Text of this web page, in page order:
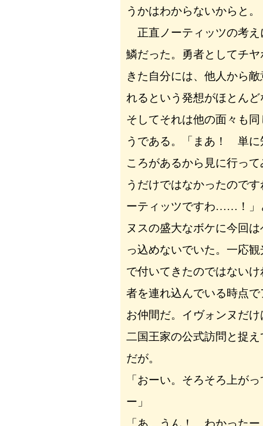
うかはわからないからと。
正直ノーティッツの考え
鱗だった。勇者としてチ
きた自分には、他人から
れるという発想がほとん
そしてそれは他の面々も
うである。「まあ！ 単に
ころがあるから見に行っ
うだけではなかったので
ーティッツですわ……！」
ヌスの盛大なボケに今回
っ込めないでいた。一応
で付いてきたのではない
者を連れ込んでいる時点
お仲間だ。イヴォンヌだ
二国王家の公式訪問と捉
だが。
「おーい。そろそろ上が
ー」
「あ、うん！ わかったー